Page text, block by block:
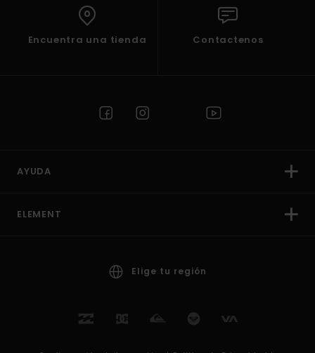
Encuentra una tienda Contactenos
AYUDA
ELEMENT
Elige tu región